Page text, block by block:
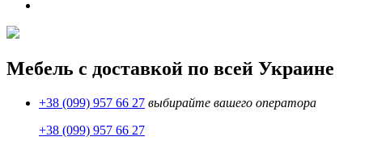
Мебель с доставкой по всей Украине
+38 (099) 957 66 27 выбирайте вашего оператора
+38 (099) 957 66 27